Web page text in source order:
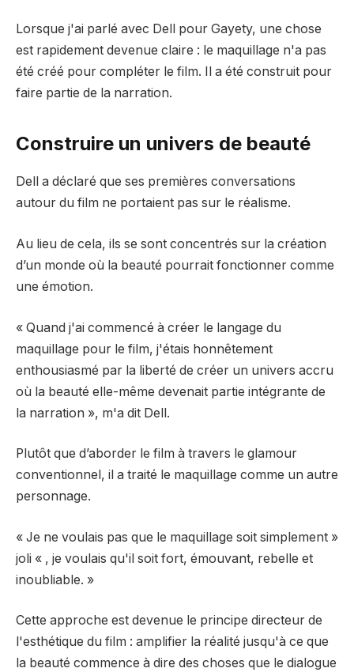
Lorsque j'ai parlé avec Dell pour Gayety, une chose
est rapidement devenue claire : le maquillage n'a pas
été créé pour compléter le film. Il a été construit pour
faire partie de la narration.
Construire un univers de beauté
Dell a déclaré que ses premières conversations
autour du film ne portaient pas sur le réalisme.
Au lieu de cela, ils se sont concentrés sur la création
d’un monde où la beauté pourrait fonctionner comme
une émotion.
« Quand j'ai commencé à créer le langage du
maquillage pour le film, j'étais honnêtement
enthousiasmé par la liberté de créer un univers accru
où la beauté elle-même devenait partie intégrante de
la narration », m'a dit Dell.
Plutôt que d’aborder le film à travers le glamour
conventionnel, il a traité le maquillage comme un autre
personnage.
« Je ne voulais pas que le maquillage soit simplement »
joli « , je voulais qu'il soit fort, émouvant, rebelle et
inoubliable. »
Cette approche est devenue le principe directeur de
l'esthétique du film : amplifier la réalité jusqu'à ce que
la beauté commence à dire des choses que le dialogue